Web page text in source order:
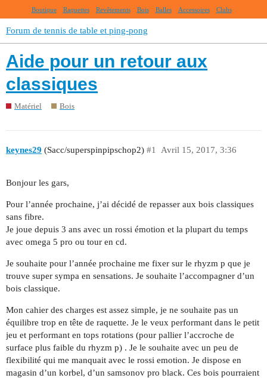
Boutique Raquettes Revêtements Bois Balles Accessoires Clubs
Forum de tennis de table et ping-pong
Aide pour un retour aux
classiques
Matériel Bois
keynes29 (Sacc/superspinpipschop2) Avril 15, 2017, 3:36
#1
Bonjour les gars,
Pour l’année prochaine, j’ai décidé de repasser aux bois classiques
sans fibre.
Je joue depuis 3 ans avec un rossi émotion et la plupart du temps
avec omega 5 pro ou tour en cd.
Je souhaite pour l’année prochaine me fixer sur le rhyzm p que je
trouve super sympa en sensations. Je souhaite l’accompagner d’un
bois classique.
Mon cahier des charges est assez simple, je ne souhaite pas un
équilibre trop en tête de raquette. Je le veux performant dans le petit
jeu et performant en tops rotations (pour pallier l’accroche de
surface plus faible du rhyzm p) . Je le souhaite avec un peu de
flexibilité qui me manquait avec le rossi emotion. Je dispose en
magasin d’un korbel, d’un samsonov pro black. Ces bois pourraient